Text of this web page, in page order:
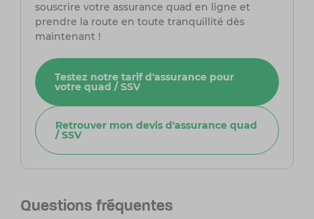
souscrire votre assurance quad en ligne et
prendre la route en toute tranquillité dès
maintenant !
Testez notre tarif d'assurance pour
votre quad / SSV
Retrouver mon devis d'assurance quad
/ SSV
Questions fréquentes